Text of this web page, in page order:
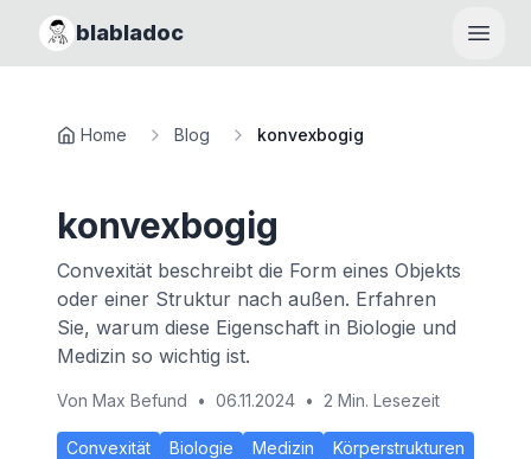
blabladoc
Home Blog konvexbogig
konvexbogig
Convexität beschreibt die Form eines Objekts
oder einer Struktur nach außen. Erfahren
Sie, warum diese Eigenschaft in Biologie und
Medizin so wichtig ist.
Von Max Befund • 06.11.2024 • 2 Min. Lesezeit
Convexität Biologie Medizin Körperstrukturen